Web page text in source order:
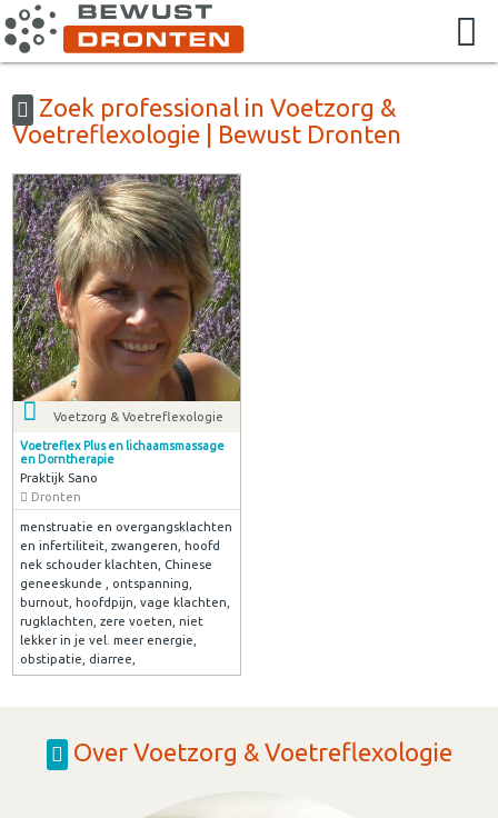
Zoek professional in Voetzorg &
Voetreflexologie | Bewust Dronten
Voetzorg & Voetreflexologie
Voetreflex Plus en lichaamsmassage
en Dorntherapie
Praktijk Sano
Dronten
menstruatie en overgangsklachten
en infertiliteit, zwangeren, hoofd
nek schouder klachten, Chinese
geneeskunde , ontspanning,
burnout, hoofdpijn, vage klachten,
rugklachten, zere voeten, niet
lekker in je vel. meer energie,
obstipatie, diarree,
Over Voetzorg & Voetreflexologie